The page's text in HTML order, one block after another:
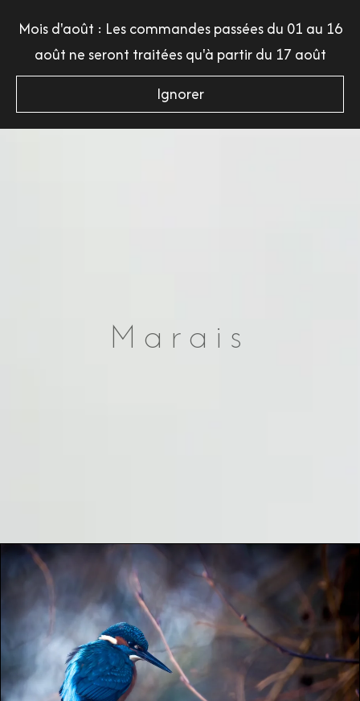
contenu
Mois d'août : Les commandes passées du 01 au 16
août ne seront traitées qu'à partir du 17 août
Ignorer
Menu
Marais